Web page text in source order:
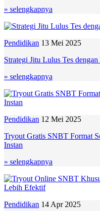
» selengkapnya
Pendidikan 13 Mei 2025
Strategi Jitu Lulus Tes
» selengkapnya
Pendidikan 12 Mei 2025
Tryout Gratis SNBT Format
Instan
» selengkapnya
Pendidikan 14 Apr 2025